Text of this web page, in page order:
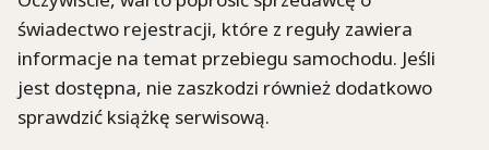
świadectwo rejestracji, które z reguły zawiera
informacje na temat przebiegu samochodu. Jeśli
jest dostępna, nie zaszkodzi również dodatkowo
sprawdzić książkę serwisową.